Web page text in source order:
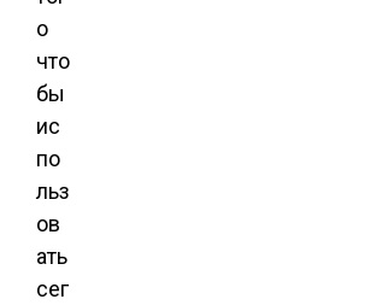
о
что
бы
ис
по
льз
ов
ать
сег